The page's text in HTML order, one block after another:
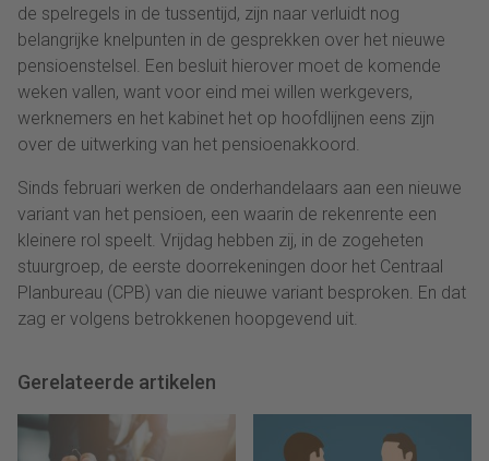
de spelregels in de tussentijd, zijn naar verluidt nog
belangrijke knelpunten in de gesprekken over het nieuwe
pensioenstelsel. Een besluit hierover moet de komende
weken vallen, want voor eind mei willen werkgevers,
werknemers en het kabinet het op hoofdlijnen eens zijn
over de uitwerking van het pensioenakkoord.
Sinds februari werken de onderhandelaars aan een nieuwe
variant van het pensioen, een waarin de rekenrente een
kleinere rol speelt. Vrijdag hebben zij, in de zogeheten
stuurgroep, de eerste doorrekeningen door het Centraal
Planbureau (CPB) van die nieuwe variant besproken. En dat
zag er volgens betrokkenen hoopgevend uit.
Gerelateerde artikelen